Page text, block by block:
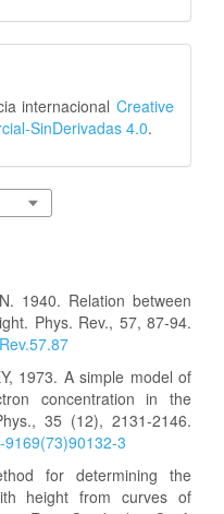
internacional Creative
SinDerivadas 4.0.
1940. Relation between
Phys. Rev., 57, 87-94.
1973. A simple model of
concentration in the
35 (12), 2131-2146.
3
for determining the
height from curves of